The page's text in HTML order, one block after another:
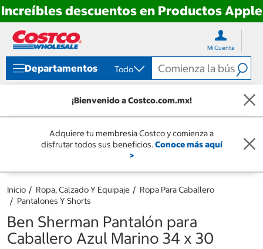
Increíbles descuentos en Productos Apple
directo
contenido
directo
menú
navegación
Mi Cuenta
Departamentos Todo
¡Bienvenido a Costco.com.mx!
Adquiere tu membresía Costco y comienza a
disfrutar todos sus beneficios.Conoce más aquí
>
Inicio Ropa, Calzado Y Equipaje
Ropa Para Caballero
Pantalones Y Shorts
Ben Sherman Pantalón para
Caballero Azul Marino 34 x 30